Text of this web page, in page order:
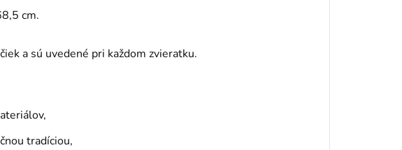
cm.
a sú uvedené pri každom zvieratku.
tradíciou,